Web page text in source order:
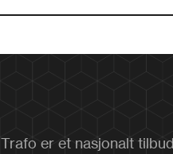
Trafo er et nasjonalt